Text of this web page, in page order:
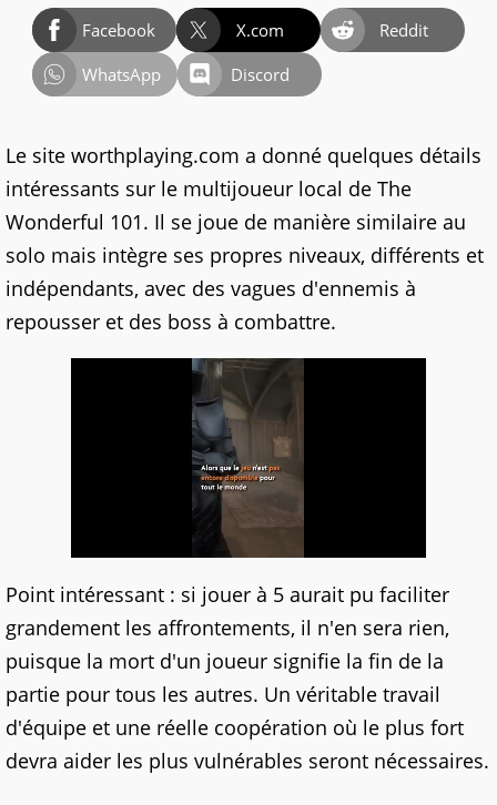
Facebook X.com
Reddit
WhatsApp
Discord
Le site worthplaying.com a donné quelques détails
intéressants sur le multijoueur local de The
Wonderful 101. Il se joue de manière similaire au
solo mais intègre ses propres niveaux, différents et
indépendants, avec des vagues d'ennemis à
repousser et des boss à combattre.
Point intéressant : si jouer à 5 aurait pu faciliter
grandement les affrontements, il n'en sera rien,
puisque la mort d'un joueur signifie la fin de la
partie pour tous les autres. Un véritable travail
d'équipe et une réelle coopération où le plus fort
devra aider les plus vulnérables seront nécessaires.